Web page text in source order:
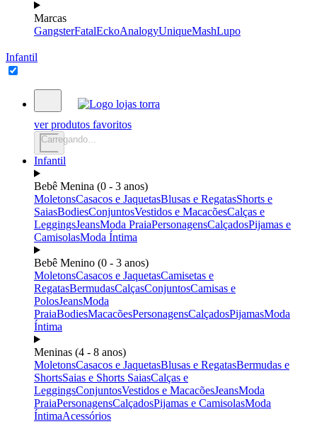
Marcas
GangsterFatalEckoAnalogyUniqueMashLupo
Infantil
ver produtos favoritos
Carregando...
Infantil
Bebê Menina (0 - 3 anos)
MoletonsCasacos e JaquetasBlusas e RegatasShorts e
SaiasBodiesConjuntosVestidos e MacacõesCalças e
LeggingsJeansModa PraiaPersonagensCalçadosPijamas e
CamisolasModa Íntima
Bebê Menino (0 - 3 anos)
MoletonsCasacos e JaquetasCamisetas e
RegatasBermudasCalçasConjuntosCamisas e
PolosJeansModa
PraiaBodiesMacacõesPersonagensCalçadosPijamasModa
Íntima
Meninas (4 - 8 anos)
MoletonsCasacos e JaquetasBlusas e RegatasBermudas e
ShortsSaias e Shorts SaiasCalças e
LeggingsConjuntosVestidos e MacacõesJeansModa
PraiaPersonagensCalçadosPijamas e CamisolasModa
ÍntimaAcessórios